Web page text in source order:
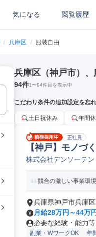
気になる 閲覧履歴
/ 兵庫区 / 服装自由
兵庫区（神戸市）
94件1〜94件目を表示中
こだわり条件の追加設定を忘
土日祝休み 年間
正社員
【神戸】モノづ
程改善/IE
株式会社デンソーテン
競合の激しい事業環
兵庫県神戸市兵庫区
月給28万円～44万円
必要な経験・能力
副業・WワークOK 年